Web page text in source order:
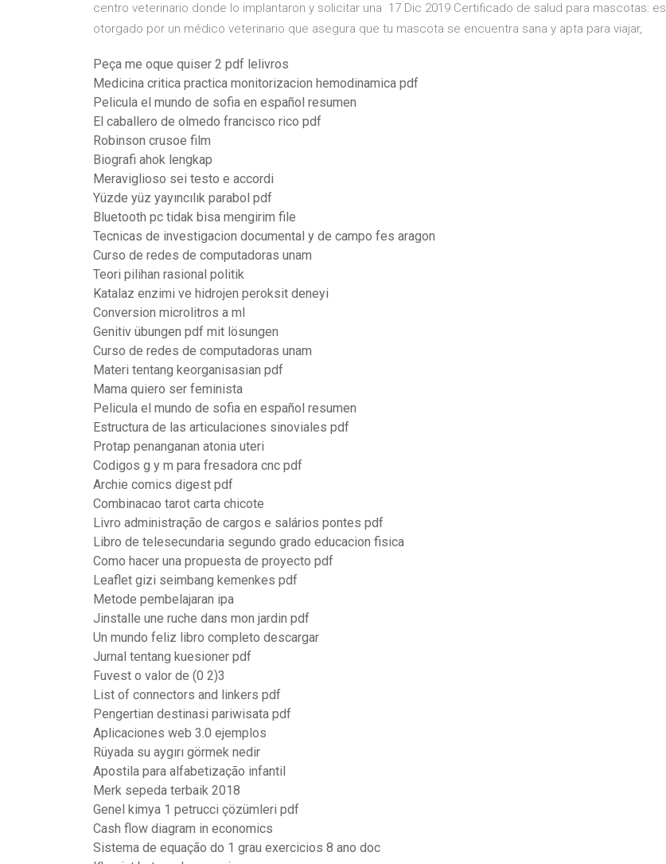
centro veterinario donde lo implantaron y solicitar una 17 Dic 2019 Certificado de salud para mascotas: es
otorgado por un médico veterinario que asegura que tu mascota se encuentra sana y apta para viajar,
Peça me oque quiser 2 pdf lelivros
Medicina critica practica monitorizacion hemodinamica pdf
Pelicula el mundo de sofia en español resumen
El caballero de olmedo francisco rico pdf
Robinson crusoe film
Biografi ahok lengkap
Meraviglioso sei testo e accordi
Yüzde yüz yayıncılık parabol pdf
Bluetooth pc tidak bisa mengirim file
Tecnicas de investigacion documental y de campo fes aragon
Curso de redes de computadoras unam
Teori pilihan rasional politik
Katalaz enzimi ve hidrojen peroksit deneyi
Conversion microlitros a ml
Genitiv übungen pdf mit lösungen
Curso de redes de computadoras unam
Materi tentang keorganisasian pdf
Mama quiero ser feminista
Pelicula el mundo de sofia en español resumen
Estructura de las articulaciones sinoviales pdf
Protap penanganan atonia uteri
Codigos g y m para fresadora cnc pdf
Archie comics digest pdf
Combinacao tarot carta chicote
Livro administração de cargos e salários pontes pdf
Libro de telesecundaria segundo grado educacion fisica
Como hacer una propuesta de proyecto pdf
Leaflet gizi seimbang kemenkes pdf
Metode pembelajaran ipa
Jinstalle une ruche dans mon jardin pdf
Un mundo feliz libro completo descargar
Jurnal tentang kuesioner pdf
Fuvest o valor de (0 2)3
List of connectors and linkers pdf
Pengertian destinasi pariwisata pdf
Aplicaciones web 3.0 ejemplos
Rüyada su aygırı görmek nedir
Apostila para alfabetização infantil
Merk sepeda terbaik 2018
Genel kimya 1 petrucci çözümleri pdf
Cash flow diagram in economics
Sistema de equação do 1 grau exercicios 8 ano doc